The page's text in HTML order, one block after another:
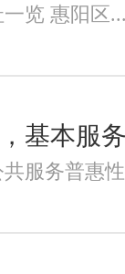
览 惠阳区
基本服
服务普惠性